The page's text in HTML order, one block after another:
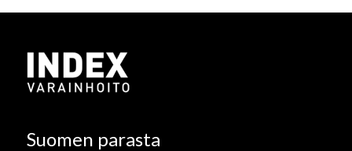
Suomen parasta